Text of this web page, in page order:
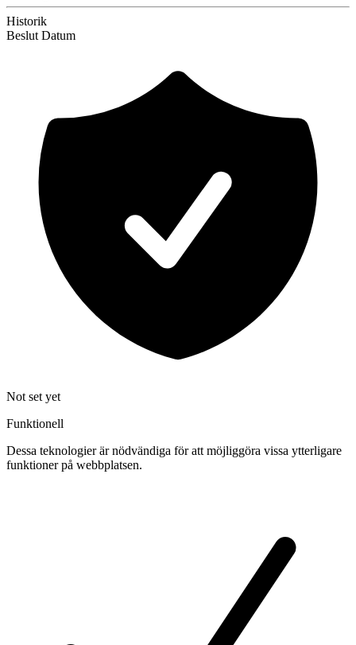
Historik
Beslut Datum
Not set yet
Funktionell
Dessa teknologier är nödvändiga för att möjliggöra vissa ytterligare
funktioner på webbplatsen.